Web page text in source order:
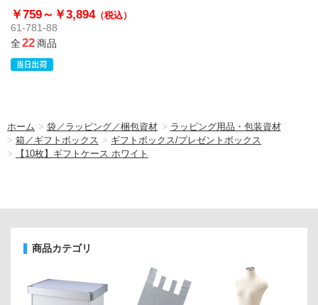
￥759～ ￥3,894（税込）
61-781-88
全22商品
ホーム >袋／ラッピング／梱包資材 > ラッピング用品・包装資材
> 箱／ギフトボックス > ギフトボックス/プレゼントボックス
>
【10枚】ギフトケース ホワイト
商品カテゴリ